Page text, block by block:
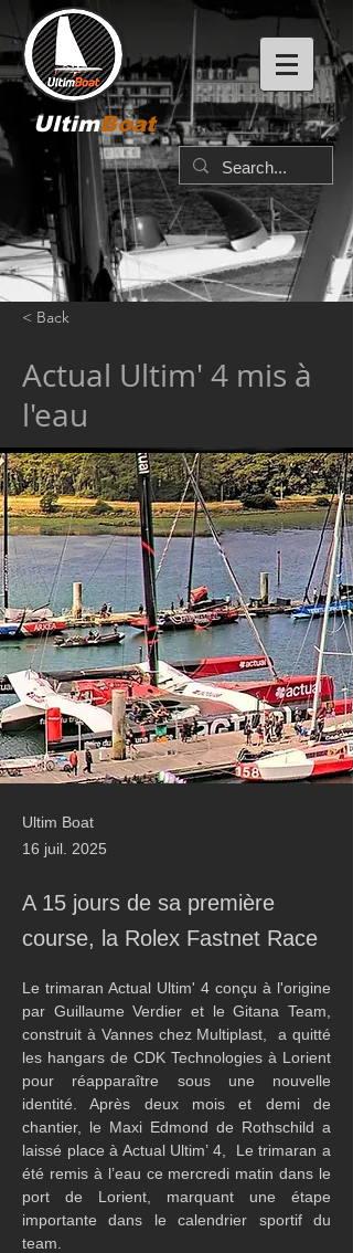
UltimBoat
< Back
Actual Ultim' 4 mis à
l'eau
Ultim Boat
16 juil. 2025
A 15 jours de sa première
course, la Rolex Fastnet Race
Le trimaran Actual Ultim' 4 conçu à l'origine
par Guillaume Verdier et le Gitana Team,
construit à Vannes chez Multiplast,  a quitté
les hangars de CDK Technologies à Lorient
pour réapparaître sous une nouvelle
identité. Après deux mois et demi de
chantier, le Maxi Edmond de Rothschild a
laissé place à Actual Ultim’ 4,  Le trimaran a
été remis à l’eau ce mercredi matin dans le
port de Lorient, marquant une étape
importante dans le calendrier sportif du
team.